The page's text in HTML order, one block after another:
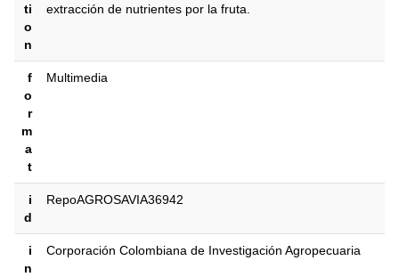
ti
o
n
extracción de nutrientes por la fruta.
f
o
r
m
a
t
Multimedia
i
d
RepoAGROSAVIA36942
i
n
Corporación Colombiana de Investigación Agropecuaria